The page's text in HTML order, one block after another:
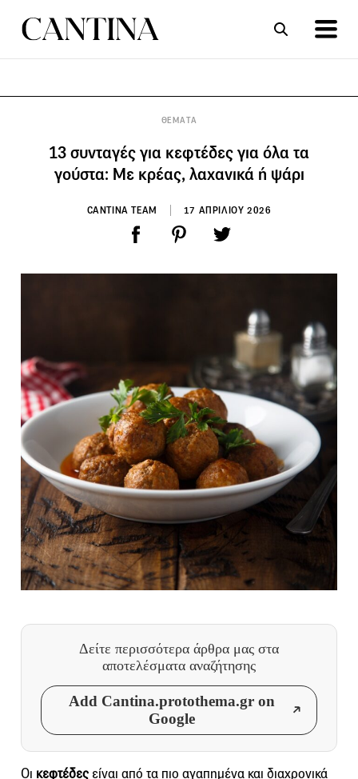
ΘΕΜΑΤΑ
13 συνταγές για κεφτέδες για όλα τα
γούστα: Με κρέας, λαχανικά ή ψάρι
CANTINA TEAM 17 ΑΠΡΙΛΙΟΥ 2026
Δείτε περισσότερα άρθρα μας στα
αποτελέσματα αναζήτησης
Add Cantina.protothema.gr on
Google
Οι κεφτέδες είναι από τα πιο αγαπημένα και διαχρονικά